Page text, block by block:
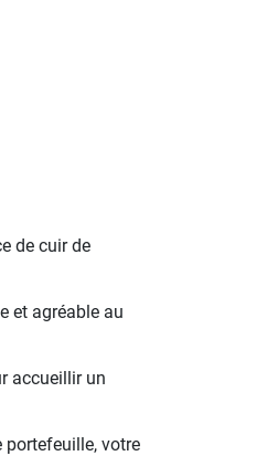
de cuir de
et agréable au
accueillir un
portefeuille, votre